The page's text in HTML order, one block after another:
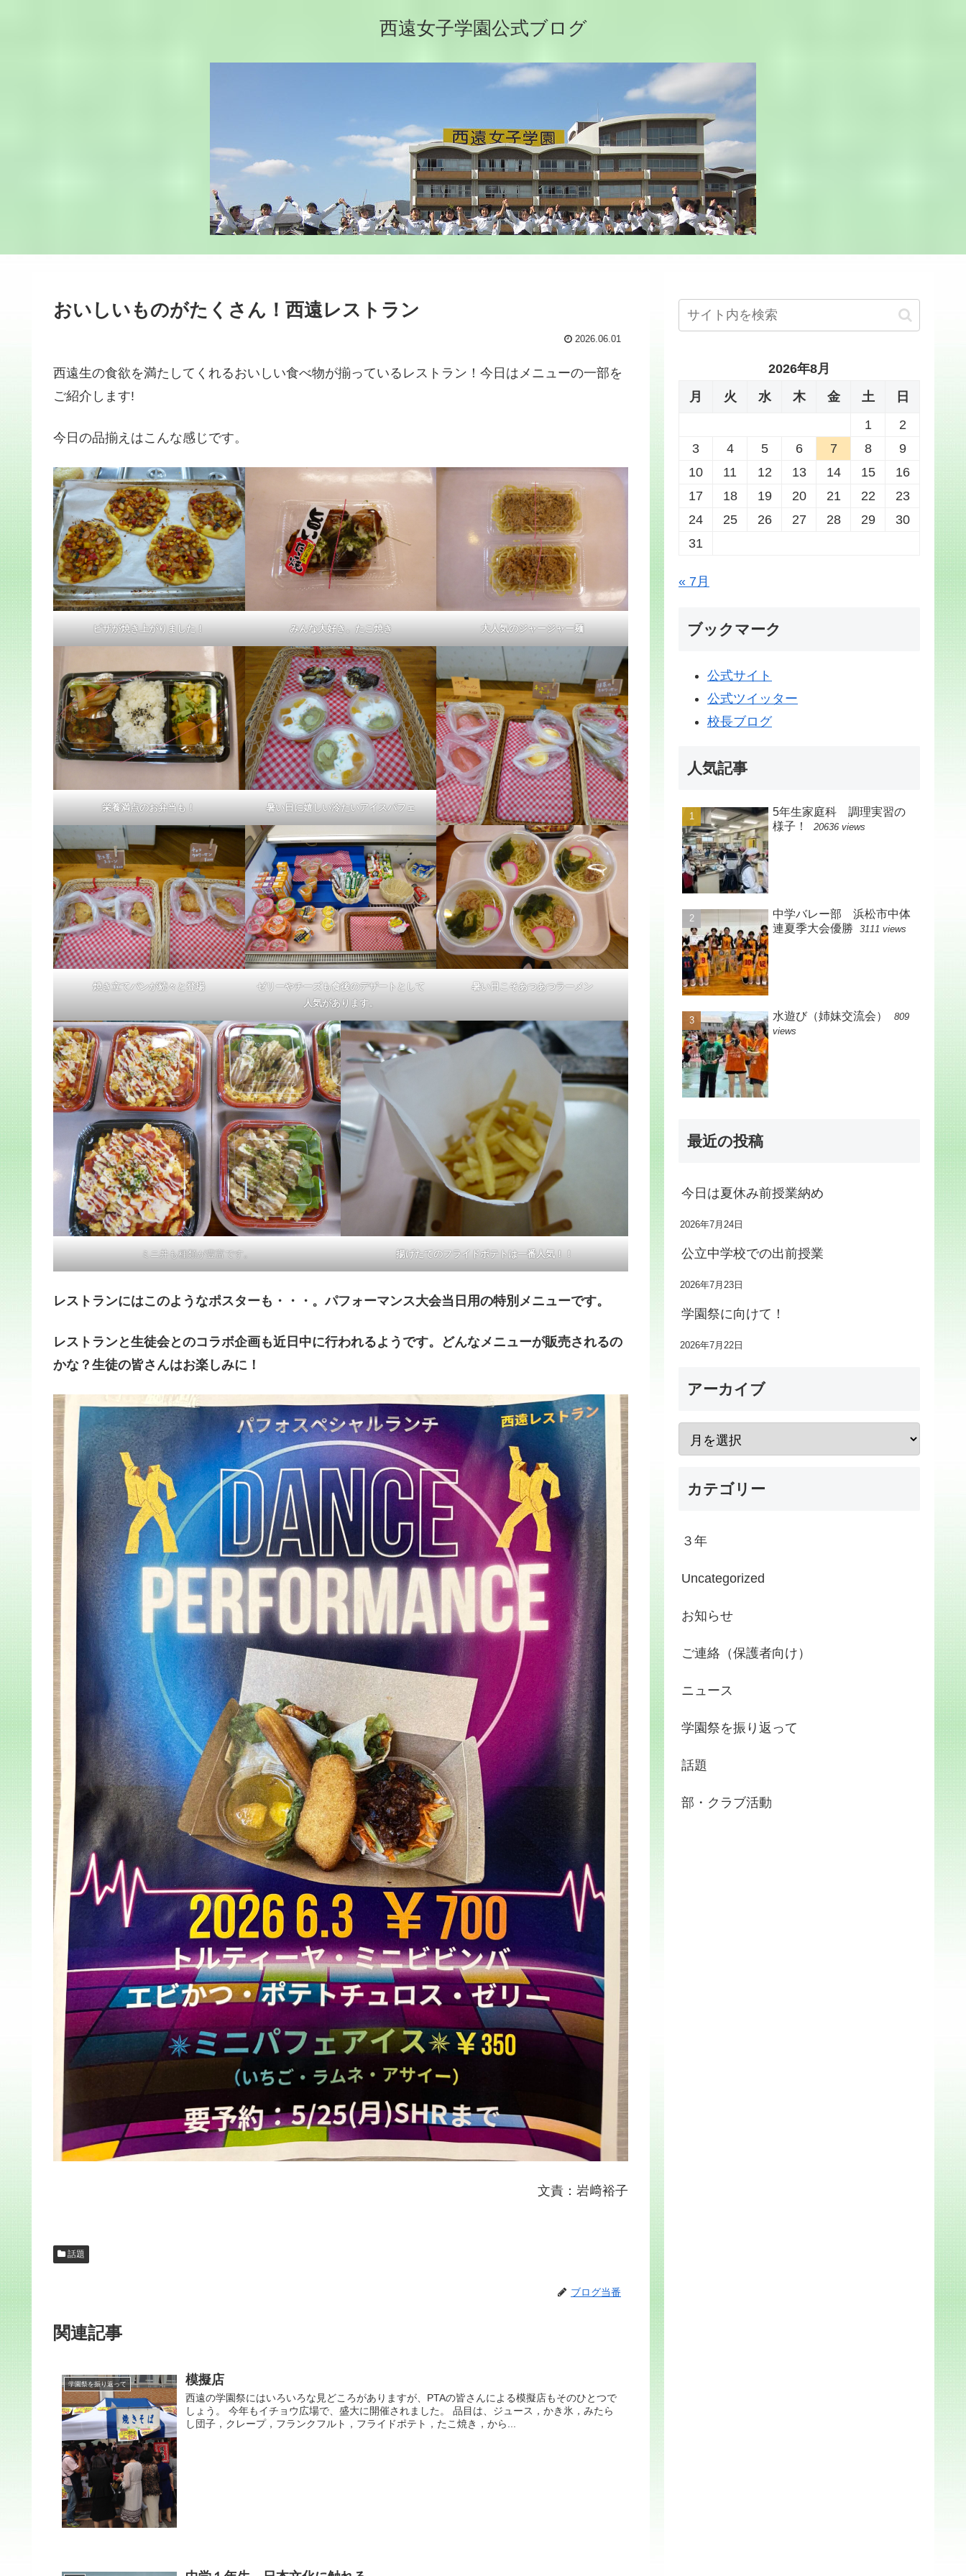
西遠女子学園公式ブログ
おいしいものがたくさん！西遠レストラン
2026.06.01
西遠生の食欲を満たしてくれるおいしい食べ物が揃っているレストラン！今日はメニューの一部を
ご紹介します!
今日の品揃えはこんな感じです。
ピザが焼き上がりました！ みんな大好き。たこ焼き 大人気のジャージャー麺
栄養満点のお弁当も！ 暑い日に嬉しい冷たいアイスパフェ
焼き立てパンが続々と登場
ゼリーやチーズも食後のデザートとして
人気があります。
暑い日こそあつあつラーメン
ミニ丼も種類が豊富です。 揚げたてのフライドポテトは一番人気！！
レストランにはこのようなポスターも・・・。パフォーマンス大会当日用の特別メニューです。
レストランと生徒会とのコラボ企画も近日中に行われるようです。どんなメニューが販売されるの
かな？生徒の皆さんはお楽しみに！
文責：岩﨑裕子
話題
ブログ当番
関連記事
学園祭を振り返って 模擬店
西遠の学園祭にはいろいろな見どころがありますが、PTAの皆さんによる模擬店もそのひとつで
しょう。 今年もイチョウ広場で、盛大に開催されました。 品目は、ジュース，かき氷，みたら
し団子，クレープ，フランクフルト，フライドポテト，たこ焼き，から...
2026年8月
月
火 水 木 金 土
日
1
2
3
4 5 6 7 8
9
10
11 12 13 14 15
16
17
18 19 20 21 22
23
24
25 26 27 28 29
30
31
« 7月
ブックマーク
公式サイト
公式ツイッター
校長ブログ
人気記事
5年生家庭科 調理実習の
様子！
20636 views
中学バレー部 浜松市中体
連夏季大会優勝
3111 views
水遊び（姉妹交流会）
809
views
最近の投稿
今日は夏休み前授業納め
2026年7月24日
公立中学校での出前授業
2026年7月23日
学園祭に向けて！
2026年7月22日
アーカイブ
カテゴリー
３年
Uncategorized
お知らせ
ご連絡（保護者向け）
ニュース
学園祭を振り返って
話題
部・クラブ活動